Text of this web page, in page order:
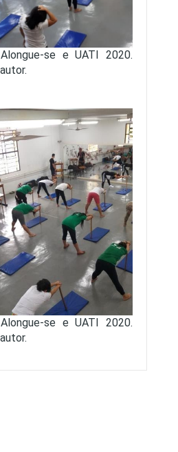
se e UATI 2020.
se e UATI 2020.